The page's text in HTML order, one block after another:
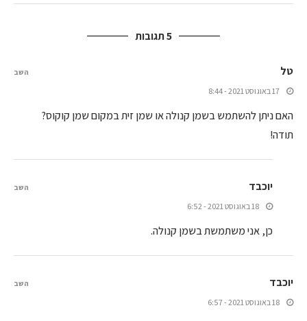
5 תגובות
טל
17 באוגוסט 2021 - 8:44
האם ניתן להשתמש בשמן קנולה או שמן זית במקום שמן קוקוס?
תודה!
השב
יוכבד
18 באוגוסט 2021 - 6:52
כן, אני משתמשת בשמן קנולה.
השב
יוכבד
18 באוגוסט 2021 - 6:57
השב